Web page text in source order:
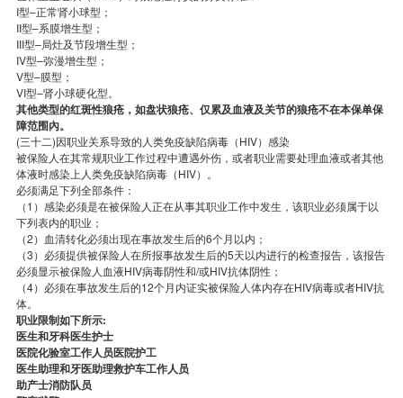
I型–正常肾小球型；
II型–系膜增生型；
III型–局灶及节段增生型；
IV型–弥漫增生型；
V型–膜型；
VI型–肾小球硬化型。
其他类型的红斑性狼疮，如盘状狼疮、仅累及血液及关节的狼疮不在本保单保
障范围內。
(三十二)因职业关系导致的人类免疫缺陷病毒（HIV）感染
被保险人在其常规职业工作过程中遭遇外伤，或者职业需要处理血液或者其他
体液时感染上人类免疫缺陷病毒（HIV）。
必须满足下列全部条件：
（1）感染必须是在被保险人正在从事其职业工作中发生，该职业必须属于以
下列表内的职业；
（2）血清转化必须出现在事故发生后的6个月以内；
（3）必须提供被保险人在所报事故发生后的5天以内进行的检查报告，该报告
必须显示被保险人血液HIV病毒阴性和/或HIV抗体阴性；
（4）必须在事故发生后的12个月内证实被保险人体内存在HIV病毒或者HIV抗
体。
职业限制如下所示:
医生和牙科医生护士
医院化验室工作人员医院护工
医生助理和牙医助理救护车工作人员
助产士消防队员